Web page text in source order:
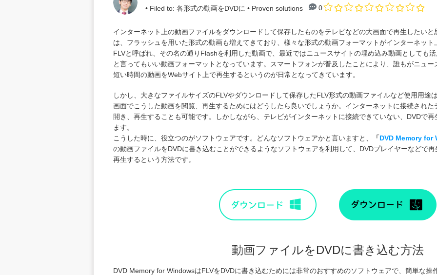
• Filed to: 各形式の動画をDVDに • Proven solutions 0
インターネット上の動画ファイルをダウンロードして保存したものをテレビなどの大画面で再生したい
は、フラッシュを用いた形式の動画も増えてきており、様々な形式の動画フォーマットがインターネッ
FLVと呼ばれ、その名の通りFlashを利用した動画で、最近ではニュースサイトの埋め込み動画としても
と言ってもいい動画フォーマットとなっています。スマートフォンが普及したことにより、誰もがニュ
短い時間の動画をWebサイト上で再生するというのが日常となってきています。
しかし、大きなファイルサイズのFLVやダウンロードして保存したFLV形式の動画ファイルなど使用用途
画面でこうした動画を閲覧、再生するためにはどうしたら良いでしょうか。インターネットに接続され
開き、再生することも可能です。しかしながら、テレビがインターネットに接続できていない、DVDで
ます。
こうした時に、役立つのがソフトウェアです。どんなソフトウェアかと言いますと、
「DVD Memory for
の動画ファイルをDVDに書き込むことができるようなソフトウェアを利用して、DVDプレイヤーなどで
再生するという方法です。
動画ファイルをDVDに書き込む方法
DVD Memory for WindowsはFLVをDVDに書き込むためには非常のおすすめのソフトウェアで、簡単な操